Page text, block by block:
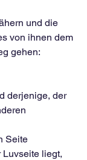
und die
von ihnen dem
gehen:
derjenige, der
Seite
Luvseite liegt,